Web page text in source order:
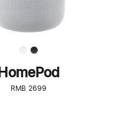
HomePod
RMB 2699